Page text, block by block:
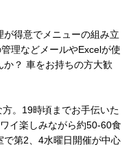
得意でメニューの組み立
理などメールやExcelが使
？ 車をお持ちの方大歓
。19時頃までお手伝いた
イ楽しみながら約50-60食
第2、4水曜日開催が中心